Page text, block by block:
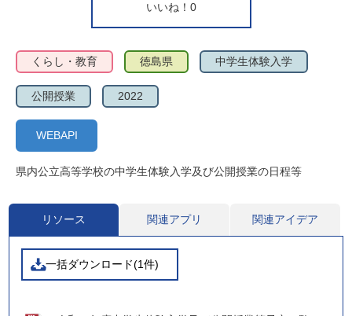
いいね！ 0
くらし・教育 徳島県 中学生体験入学
公開授業 2022
WEBAPI
県内公立高等学校の中学生体験入学及び公開授業の日程等
リソース 関連アプリ 関連アイデア
一括ダウンロード(1件)